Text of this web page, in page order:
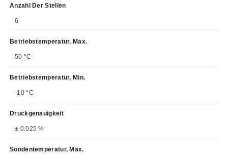
Anzahl Der Stellen
6
Betriebstemperatur, Max.
50 °C
Betriebstemperatur, Min.
-10 °C
Druckgenauigkeit
± 0.025 %
Sondentemperatur, Max.